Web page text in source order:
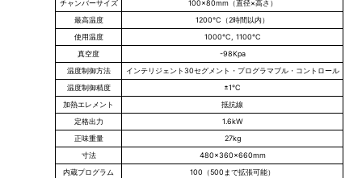
チャンバーサイズ 100×80mm（直径×高さ）
最高温度 1200℃（2時間以内）
使用温度 1000℃, 1100℃
真空度 -98Kpa
温度制御方法 インテリジェント30セグメント・プログラマブル・コントロール
温度制御精度 ±1℃
加熱エレメント 抵抗線
定格出力 1.6kW
正味重量 27kg
寸法 480×360×660mm
内蔵プログラム 100（500まで拡張可能）